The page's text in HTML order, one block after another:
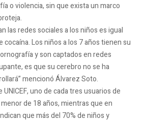
o violencia, sin que exista un marco
las redes sociales a los niños es igual
cocaína. Los niños a los 7 años tienen su
y son captados en redes
es que su cerebro no se ha
mencionó Álvarez Soto.
uno de cada tres usuarios de
de 18 años, mientras que en
que más del 70% de niños y